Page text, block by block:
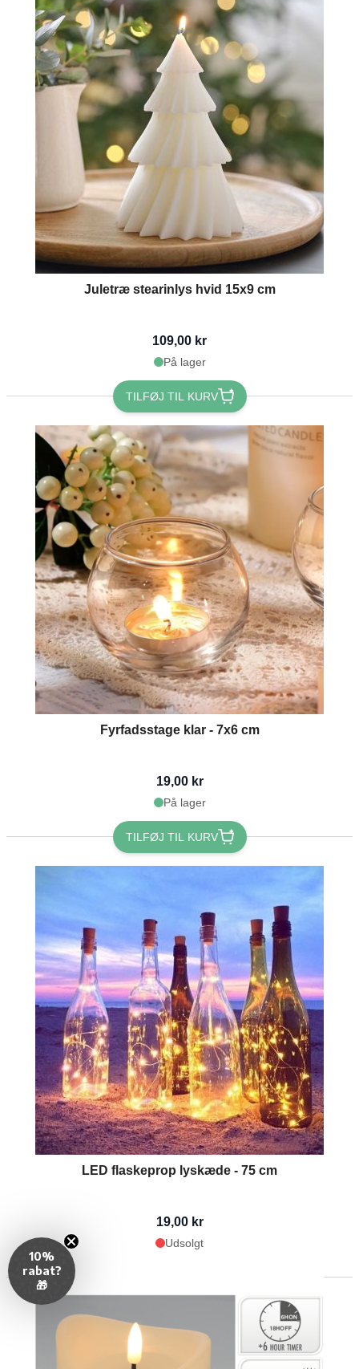
Juletræ stearinlys hvid 15x9 cm
109,00 kr
På lager
TILFØJ TIL KURV
Fyrfadsstage klar - 7x6 cm
19,00 kr
På lager
TILFØJ TIL KURV
LED flaskeprop lyskæde - 75 cm
19,00 kr
Udsolgt
10%
rabat?
🎁